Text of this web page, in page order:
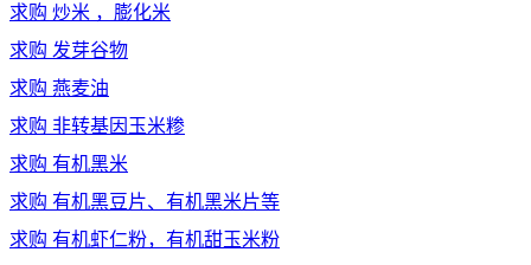
求购 炒米 ，膨化米
求购 发芽谷物
求购 燕麦油
求购 非转基因玉米糁
求购 有机黑米
求购 有机黑豆片、有机黑米片等
求购 有机虾仁粉，有机甜玉米粉